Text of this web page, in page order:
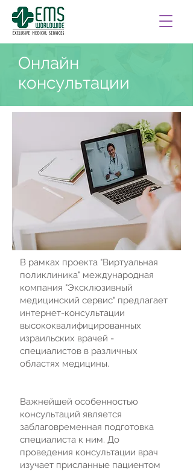
Онлайн
консультации
В рамках проекта "Виртуальная
поликлиника" международная
компания "Эксклюзивный
медицинский сервис" предлагает
интернет-консультации
высококвалифицированных
израильских врачей -
специалистов в различных
областях медицины.
Важнейшей особенностью
консультаций является
заблаговременная подготовка
специалиста к ним. До
проведения консультации врач
изучает присланные пациентом